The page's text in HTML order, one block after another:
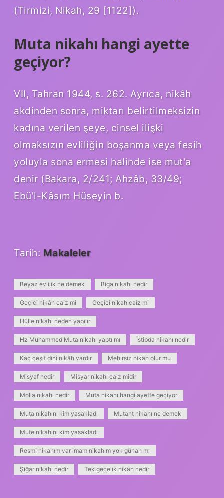
(Tirmizi, Nikah, 29 [1122]).
Muta nikahı hangi ayette
geçiyor?
VII, Tahran 1944, s. 262. Ayrıca, nikâh
akdinden sonra, miktarı belirtilmeksizin
kadına verilen şeye, cinsel ilişki
olmaksızın evliliğin boşanma veya fesih
yoluyla sona ermesi halinde ise mut’a
denir (Bakara, 2/241; Ahzâb, 33/49;
Ebü’l-Kâsım Hüseyin b.
Tarih: Makaleler
Beyaz evlilik ne demek Biga nikahı nedir
Geçici nikâh caiz mi Geçici nikah caiz mi
Hülle nikahı neden yapılır
Hz Muhammed Muta nikahı yaptı mı İstibda nikahı nedir
Kaç çeşit dinî nikâh vardır Mehirsiz nikâh olur mu
Misyaf nedir Misyar nikahı caiz midir
Molla nikahı nedir Muta nikahı hangi ayette geçiyor
Muta nikahını kim yasakladı Mutant nikahı ne demek
Mute nikahını kim yasakladı
Resmi nikahım var imam nikahım yok günah mı
Şiğar nikahı nedir Tek gecelik nikâh nedir